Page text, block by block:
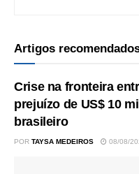
Artigos
Crise na fronteira
prejuízo de US$ 10
brasileiro
POR TAYSA MEDEIROS 08/08/